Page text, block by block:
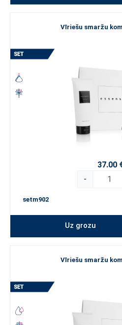
Vīriešu smaržu
37.00
-
setm902
Uz grozu
Vīriešu smaržu